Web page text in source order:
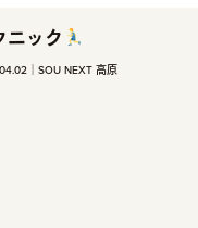
SST【トイレの使い方
2025.09.12 SOU NEXT 高原